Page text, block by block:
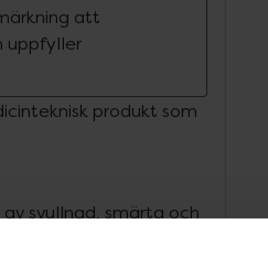
att
uppfyller
produkt som
svullnad, smärta och
åtföljs av smärta
och fukt, t.ex. en